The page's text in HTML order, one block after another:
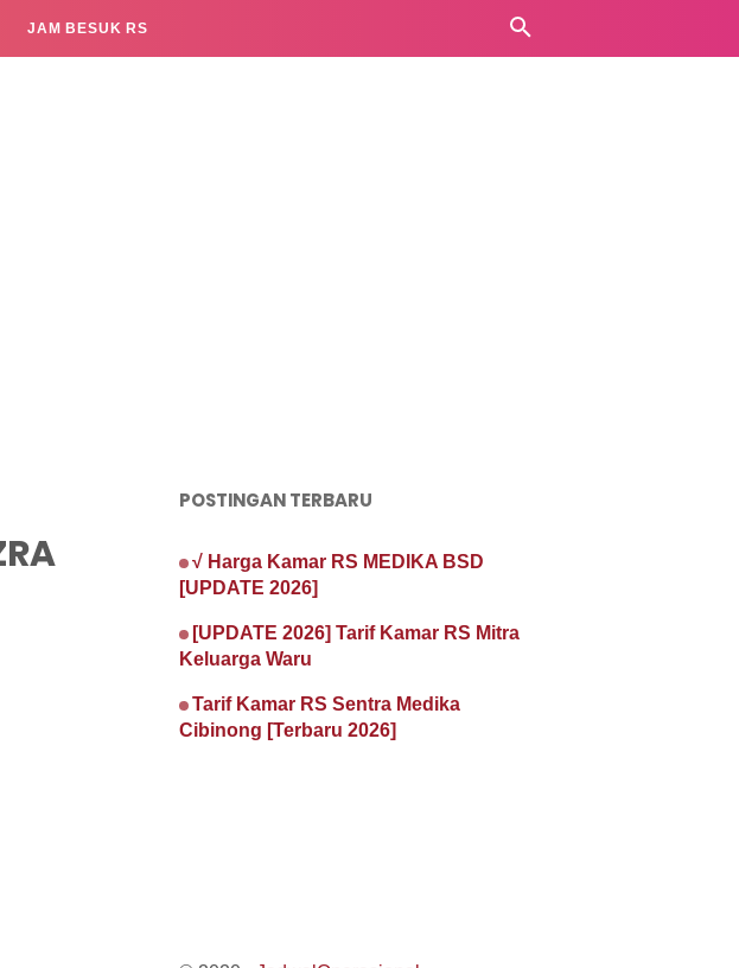
JAM BESUK RS
POSTINGAN TERBARU
√ Harga Kamar RS MEDIKA BSD
[UPDATE 2026]
[UPDATE 2026] Tarif Kamar RS Mitra
Keluarga Waru
Tarif Kamar RS Sentra Medika
Cibinong [Terbaru 2026]